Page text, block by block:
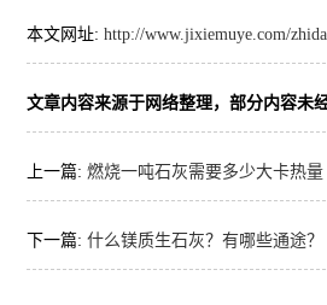
本文网址: http://www.jixiemuye.com/
文章内容来源于网络整理，部分内容未
上一篇: 燃烧一吨石灰需要多少大卡热量
下一篇: 什么镁质生石灰？有哪些通途？